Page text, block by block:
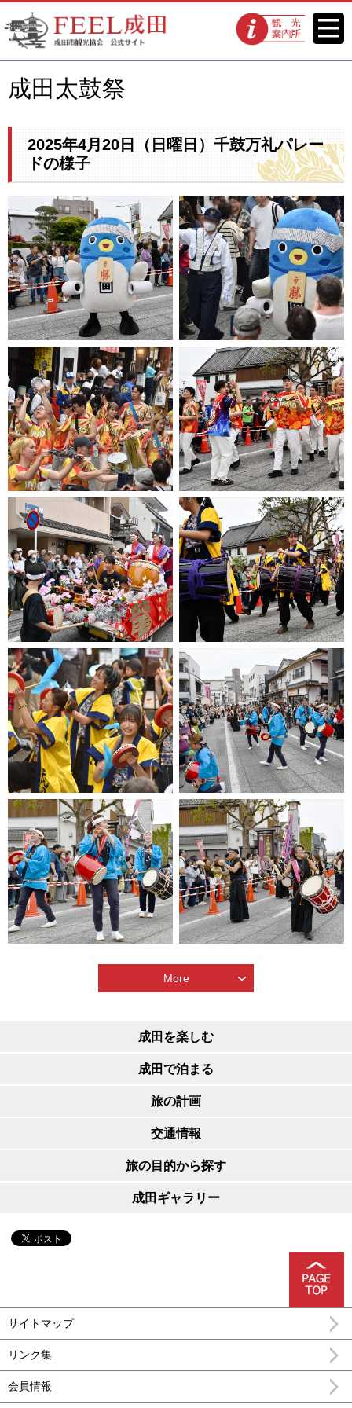
FEEL成田 成田市観光協会 公式
サイト
観光案内所
メニ
ュー
成田太鼓祭
2025年4月20日（日曜日）千鼓万礼パレー
ドの様子
More
成田を楽しむ
成田で泊まる
旅の計画
交通情報
旅の目的から探す
成田ギャラリー
サイトマップ
リンク集
会員情報